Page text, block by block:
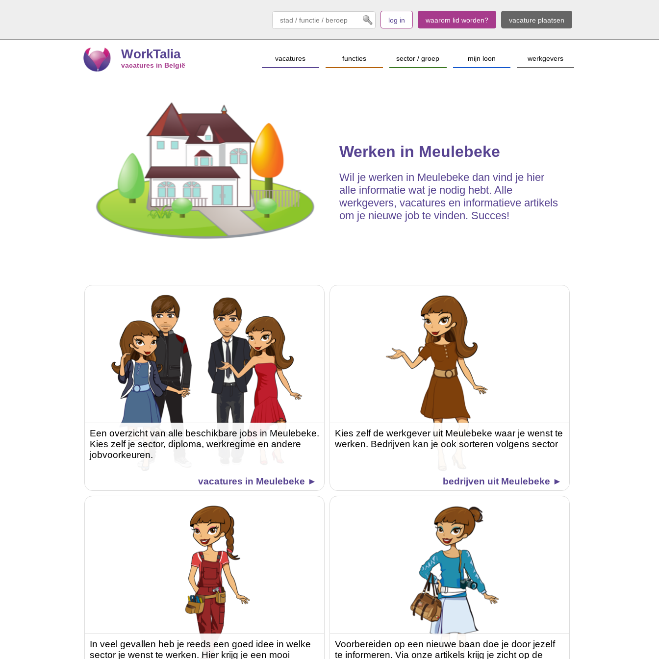
vacature plaatsen
waarom lid worden?
log in
WorkTalia
vacatures in België
werkgevers
mijn loon
sector / groep
functies
vacatures
Werken in Meulebeke
Wil je werken in Meulebeke dan vind je hier
alle informatie wat je nodig hebt. Alle
werkgevers, vacatures en informatieve artikels
om je nieuwe job te vinden. Succes!
Een overzicht van alle beschikbare jobs in Meulebeke.
Kies zelf je sector, diploma, werkregime en andere
jobvoorkeuren.
vacatures in Meulebeke ►
Kies zelf de werkgever uit Meulebeke waar je wenst te
werken. Bedrijven kan je ook sorteren volgens sector
bedrijven uit Meulebeke ►
In veel gevallen heb je reeds een goed idee in welke
sector je wenst te werken. Hier krijg je een mooi
Voorbereiden op een nieuwe baan doe je door jezelf
te informeren. Via onze artikels krijg je zicht op de